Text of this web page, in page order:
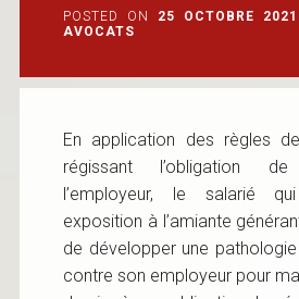
POSTED ON 25 OCTOBRE 2021
AVOCATS
En application des règles
régissant l’obligation
l’employeur, le salarié
exposition à l’amiante
de développer une
contre son employeur pour